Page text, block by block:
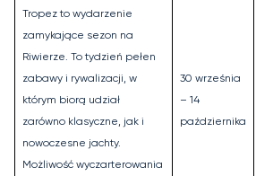
Tropez to wydarzenie
zamykające sezon na
Riwierze. To tydzień pełen
zabawy i rywalizacji, w
którym biorą udział
zarówno klasyczne, jak i
nowoczesne jachty.
Możliwość wyczarterowania
30 września
– 14
października